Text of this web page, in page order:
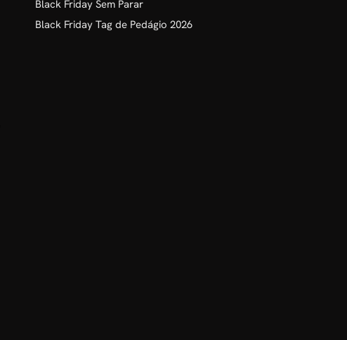
Black Friday Sem Parar
Black Friday Tag de Pedágio 2026